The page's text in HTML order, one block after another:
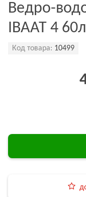
Ведро-
ІВААТ 4
Код товара: 10499